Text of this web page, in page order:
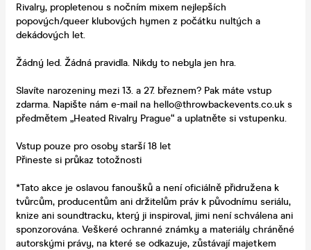
Rivalry, propletenou s nočním mixem nejlepších
popových/queer klubových hymen z počátku nultých a
dekádových let.
Žádný led. Žádná pravidla. Nikdy to nebyla jen hra.
Slavíte narozeniny mezi 13. a 27. březnem? Pak máte vstup
zdarma. Napište nám e-mail na hello@throwbackevents.co.uk s
předmětem „Heated Rivalry Prague“ a uplatněte si vstupenku.
Vstup pouze pro osoby starší 18 let
Přineste si průkaz totožnosti
*Tato akce je oslavou fanoušků a není oficiálně přidružena k
tvůrcům, producentům ani držitelům práv k původnímu seriálu,
knize ani soundtracku, který ji inspiroval, jimi není schválena ani
sponzorována. Veškeré ochranné známky a materiály chráněné
autorskými právy, na které se odkazuje, zůstávají majetkem